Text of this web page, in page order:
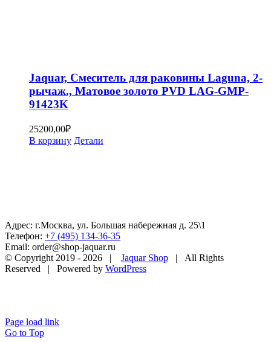
Jaquar, Смеситель для раковины Laguna, 2-
рычаж., Матовое золото PVD LAG-GMP-
91423K
25200,00₽
В корзину Детали
Адрес: г.Москва, ул. Большая набережная д. 25\1
Телефон: +7 (495) 134-36-35
Email: order@shop-jaquar.ru
© Copyright 2019 - 2026 | Jaquar Shop | All Rights
Reserved | Powered by WordPress
Page load link
Go to Top